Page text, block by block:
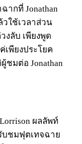
ากที่ Jonathan
วใช้เวลาส่วน
ลับ เพียงพูด
พียงประโยค
มต่อ Jonathan
ผลลัพท์
ชมฟุตเทจฉาย